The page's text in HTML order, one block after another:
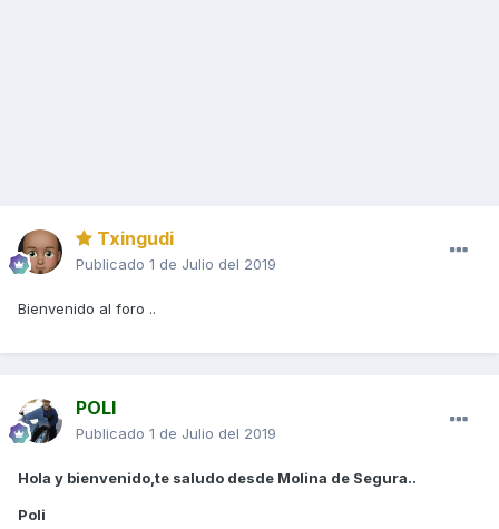
Txingudi
Publicado 1 de Julio del 2019
Bienvenido al foro ..
POLI
Publicado 1 de Julio del 2019
Hola y bienvenido,te saludo desde Molina de Segura..
Poli